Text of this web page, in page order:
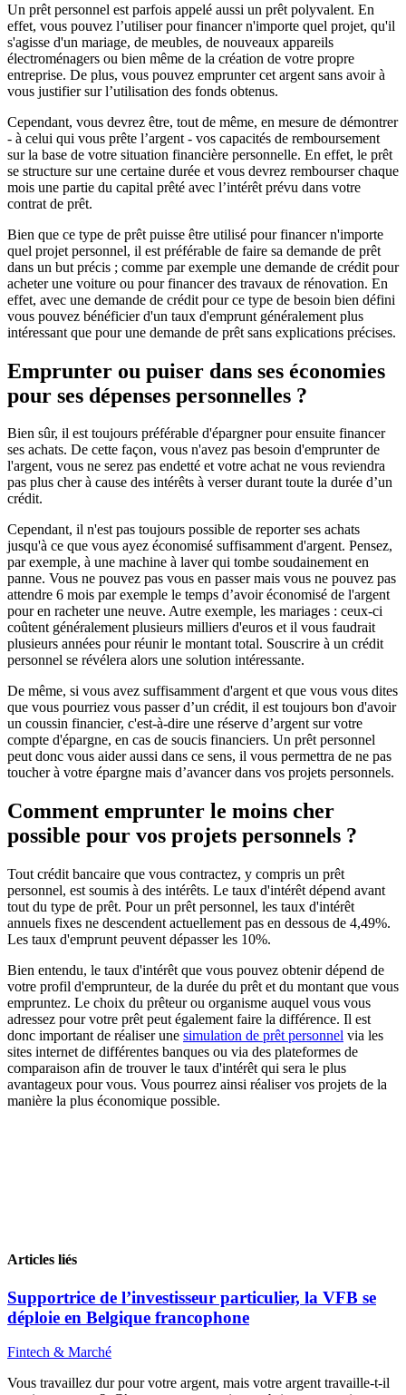
Un prêt personnel est parfois appelé aussi un prêt polyvalent. En
effet, vous pouvez l’utiliser pour financer n'importe quel projet, qu'il
s'agisse d'un mariage, de meubles, de nouveaux appareils
électroménagers ou bien même de la création de votre propre
entreprise. De plus, vous pouvez emprunter cet argent sans avoir à
vous justifier sur l’utilisation des fonds obtenus.
Cependant, vous devrez être, tout de même, en mesure de démontrer
- à celui qui vous prête l’argent - vos capacités de remboursement
sur la base de votre situation financière personnelle. En effet, le prêt
se structure sur une certaine durée et vous devrez rembourser chaque
mois une partie du capital prêté avec l’intérêt prévu dans votre
contrat de prêt.
Bien que ce type de prêt puisse être utilisé pour financer n'importe
quel projet personnel, il est préférable de faire sa demande de prêt
dans un but précis ; comme par exemple une demande de crédit pour
acheter une voiture ou pour financer des travaux de rénovation. En
effet, avec une demande de crédit pour ce type de besoin bien défini
vous pouvez bénéficier d'un taux d'emprunt généralement plus
intéressant que pour une demande de prêt sans explications précises.
Emprunter ou puiser dans ses économies
pour ses dépenses personnelles ?
Bien sûr, il est toujours préférable d'épargner pour ensuite financer
ses achats. De cette façon, vous n'avez pas besoin d'emprunter de
l'argent, vous ne serez pas endetté et votre achat ne vous reviendra
pas plus cher à cause des intérêts à verser durant toute la durée d’un
crédit.
Cependant, il n'est pas toujours possible de reporter ses achats
jusqu'à ce que vous ayez économisé suffisamment d'argent. Pensez,
par exemple, à une machine à laver qui tombe soudainement en
panne. Vous ne pouvez pas vous en passer mais vous ne pouvez pas
attendre 6 mois par exemple le temps d’avoir économisé de l'argent
pour en racheter une neuve. Autre exemple, les mariages : ceux-ci
coûtent généralement plusieurs milliers d'euros et il vous faudrait
plusieurs années pour réunir le montant total. Souscrire à un crédit
personnel se révélera alors une solution intéressante.
De même, si vous avez suffisamment d'argent et que vous vous dites
que vous pourriez vous passer d’un crédit, il est toujours bon d'avoir
un coussin financier, c'est-à-dire une réserve d’argent sur votre
compte d'épargne, en cas de soucis financiers. Un prêt personnel
peut donc vous aider aussi dans ce sens, il vous permettra de ne pas
toucher à votre épargne mais d’avancer dans vos projets personnels.
Comment emprunter le moins cher
possible pour vos projets personnels ?
Tout crédit bancaire que vous contractez, y compris un prêt
personnel, est soumis à des intérêts. Le taux d'intérêt dépend avant
tout du type de prêt. Pour un prêt personnel, les taux d'intérêt
annuels fixes ne descendent actuellement pas en dessous de 4,49%.
Les taux d'emprunt peuvent dépasser les 10%.
Bien entendu, le taux d'intérêt que vous pouvez obtenir dépend de
votre profil d'emprunteur, de la durée du prêt et du montant que vous
empruntez. Le choix du prêteur ou organisme auquel vous vous
adressez pour votre prêt peut également faire la différence. Il est
donc important de réaliser une simulation de prêt personnel via les
sites internet de différentes banques ou via des plateformes de
comparaison afin de trouver le taux d'intérêt qui sera le plus
avantageux pour vous. Vous pourrez ainsi réaliser vos projets de la
manière la plus économique possible.
Articles liés
Supportrice de l’investisseur particulier, la VFB se
déploie en Belgique francophone
Fintech & Marché
Vous travaillez dur pour votre argent, mais votre argent travaille-t-il